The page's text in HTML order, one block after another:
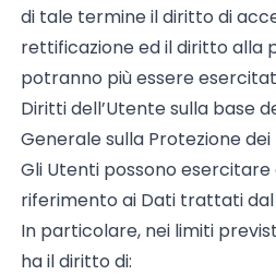
di tale termine il diritto di
rettificazione ed il diritto alla
potranno più essere
Diritti dell’Utente sulla base
Generale sulla Protezione dei
Gli Utenti possono
riferimento ai Dati trattati dal
In particolare, nei limiti
ha il diritto di: